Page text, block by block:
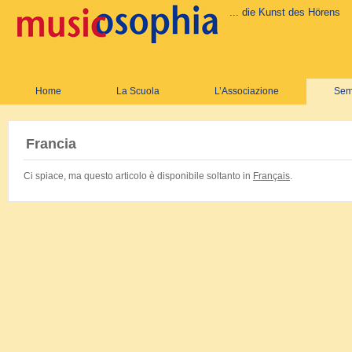
... die Kunst des Hörens
Home La Scuola L’Associazione
Francia
Ci spiace, ma questo articolo è disponibile soltanto in Français.